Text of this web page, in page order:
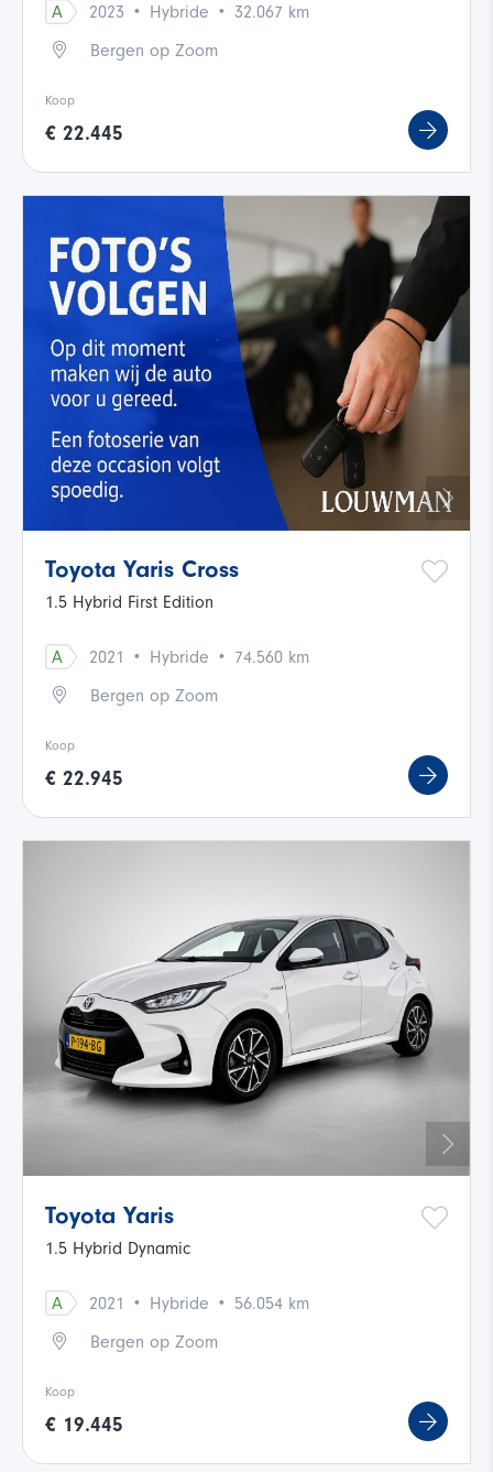
A 2023 · Hybride · 32.067 km
Bergen op Zoom
Koop
€ 22.445
Toyota Yaris Cross
1.5 Hybrid First Edition
A 2021 · Hybride · 74.560 km
Bergen op Zoom
Koop
€ 22.945
Toyota Yaris
1.5 Hybrid Dynamic
A 2021 · Hybride · 56.054 km
Bergen op Zoom
Koop
€ 19.445